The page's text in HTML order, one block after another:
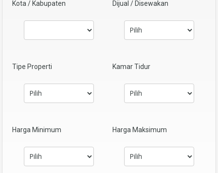
Kota / Kabupaten Dijual / Disewakan
Tipe Properti Kamar Tidur
Harga Minimum Harga Maksimum